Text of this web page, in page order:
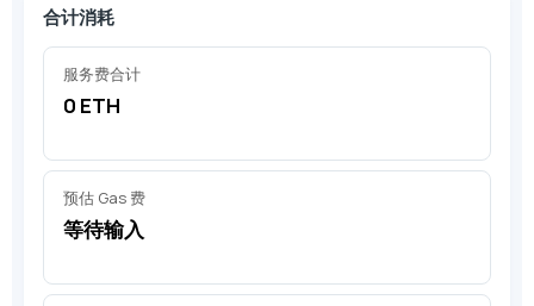
合计消耗
服务费合计
0 ETH
预估 Gas 费
等待输入